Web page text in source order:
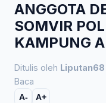
ANGGOTA
SOMVIR
KAMPUNG
Ditulis oleh Liputan68
Baca
A- A+